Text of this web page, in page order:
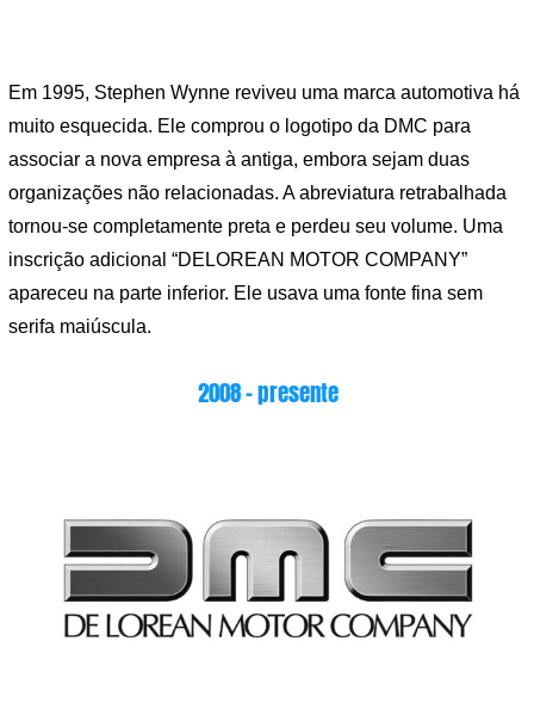
Em 1995, Stephen Wynne reviveu uma marca automotiva há
muito esquecida. Ele comprou o logotipo da DMC para
associar a nova empresa à antiga, embora sejam duas
organizações não relacionadas. A abreviatura retrabalhada
tornou-se completamente preta e perdeu seu volume. Uma
inscrição adicional “DELOREAN MOTOR COMPANY”
apareceu na parte inferior. Ele usava uma fonte fina sem
serifa maiúscula.
2008 – presente